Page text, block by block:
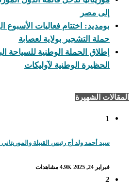
إلى مصر
بومديد: اختتام فعاليات
حملة التشجير بولاية لعصابة
الحظيرة الوطنية لآوليكات
المقالات الشهيرة
1
سيد أحمد ولد أج رئيس القبيلة والموريتاني
فبراير 24, 2025 4.9K مشاهدات
2